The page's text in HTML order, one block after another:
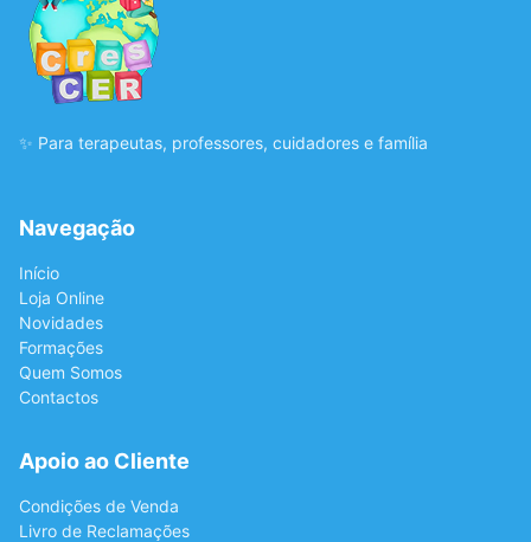
✨ Para terapeutas, professores, cuidadores e família
Navegação
Início
Loja Online
Novidades
Formações
Quem Somos
Contactos
Apoio ao Cliente
Condições de Venda
Livro de Reclamações